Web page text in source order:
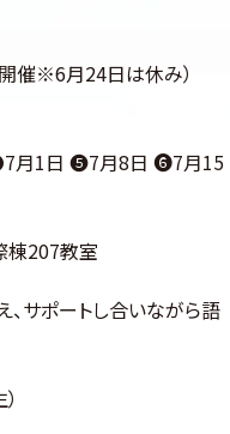
催※6月24日は休み）
1日 ❺7月8日 ❻7月15
棟207教室
サポートし合いながら語